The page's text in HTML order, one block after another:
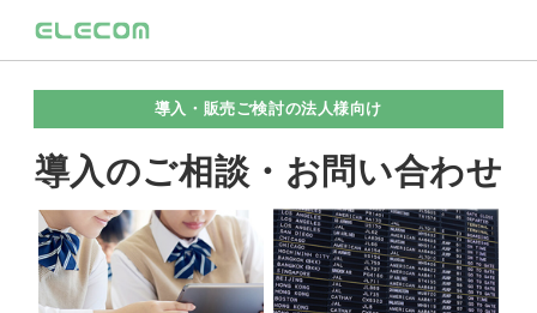
導入・販売ご検討の法人様向け
導入のご相談・お問い合わせ